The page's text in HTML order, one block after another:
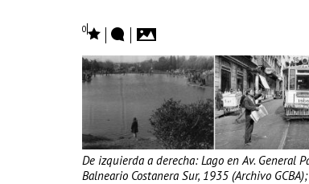
0
De izquierda a derecha: Lago en Av. General
Balneario Costanera Sur, 1935 (Archivo